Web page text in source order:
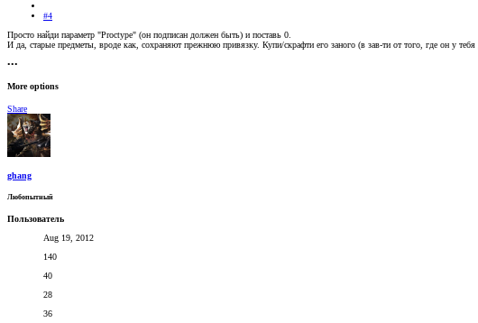
#4
Просто найди параметр "Proctype" (он подписан должен быть) и поставь 0.
И да, старые предметы, вроде как, сохраняют прежнюю привязку. Купи/скрафти его заного (в зав-ти от того, где он у
•••
More options
Share
ghang
Любопытный
Пользователь
Aug 19, 2012
140
40
28
36